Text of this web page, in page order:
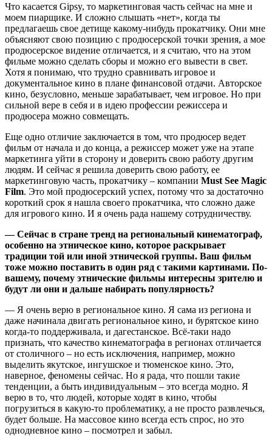
Что касается Gipsy, то маркетинговая часть сейчас на мне и
моем пиарщике. И сложно слышать «нет», когда ты
предлагаешь свое детище какому-нибудь прокатчику. Они мне
объясняют свою позицию с продюсерской точки зрения, а мое
продюсерское видение отличается, и я считаю, что на этом
фильме можно сделать сборы и можно его вывести в свет.
Хотя я понимаю, что трудно сравнивать игровое и
документальное кино в плане финансовой отдачи. Авторское
кино, безусловно, меньше зарабатывает, чем игровое. Но при
сильной вере в себя и в идею профессии режиссера и
продюсера можно совмещать.
Еще одно отличие заключается в том, что продюсер ведет
фильм от начала и до конца, а режиссер может уже на этапе
маркетинга уйти в сторону и доверить свою работу другим
людям. И сейчас я решила доверить свою работу, ее
маркетинговую часть, прокатчику – компании Must See Magic
Film. Это мой продюсерский успех, потому что за достаточно
короткий срок я нашла своего прокатчика, что сложно даже
для игрового кино. И я очень рада нашему сотрудничеству.
— Сейчас в стране тренд на региональный кинематограф,
особенно на этническое кино, которое раскрывает
традиции той или иной этнической группы. Ваш фильм
тоже можно поставить в один ряд с такими картинами. По-
вашему, почему этнические фильмы интересны зрителю и
будут ли они и дальше набирать популярность?
— Я очень верю в региональное кино. Я сама из региона и
даже начинала двигать региональное кино, и бурятское кино
когда-то поддерживала, и дагестанское. Всё-таки надо
признать, что качество кинематографа в регионах отличается
от столичного – но есть исключения, например, можно
выделить якутское, ингушское и тюменское кино. Это,
наверное, феномены сейчас. Но я рада, что пошли такие
тенденции, а быть индивидуальным – это всегда модно. Я
верю в то, что людей, которые ходят в кино, чтобы
погрузиться в какую-то проблематику, а не просто развлечься,
будет больше. На массовое кино всегда есть спрос, но это
однодневное кино – посмотрел и забыл.